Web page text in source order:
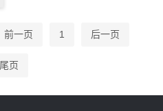
前一页 1 后一页
尾页